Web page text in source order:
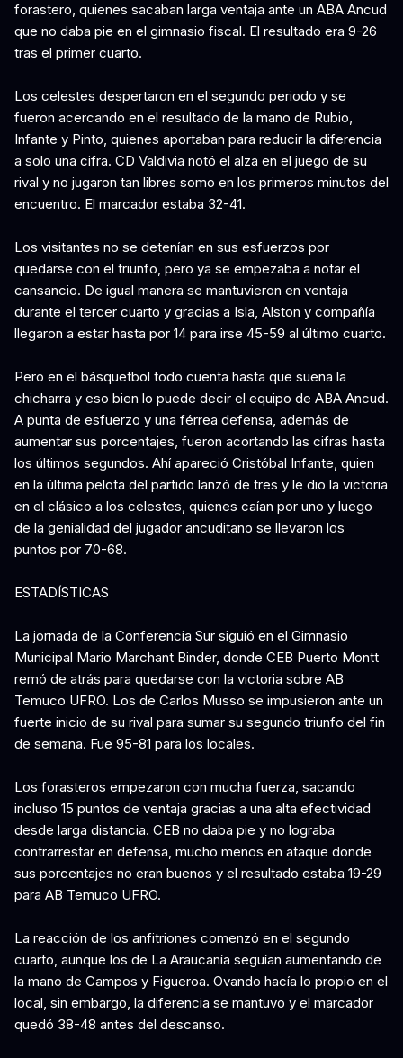
forastero, quienes sacaban larga ventaja ante un ABA Ancud
que no daba pie en el gimnasio fiscal. El resultado era 9-26
tras el primer cuarto.
Los celestes despertaron en el segundo periodo y se
fueron acercando en el resultado de la mano de Rubio,
Infante y Pinto, quienes aportaban para reducir la diferencia
a solo una cifra. CD Valdivia notó el alza en el juego de su
rival y no jugaron tan libres somo en los primeros minutos del
encuentro. El marcador estaba 32-41.
Los visitantes no se detenían en sus esfuerzos por
quedarse con el triunfo, pero ya se empezaba a notar el
cansancio. De igual manera se mantuvieron en ventaja
durante el tercer cuarto y gracias a Isla, Alston y compañía
llegaron a estar hasta por 14 para irse 45-59 al último cuarto.
Pero en el básquetbol todo cuenta hasta que suena la
chicharra y eso bien lo puede decir el equipo de ABA Ancud.
A punta de esfuerzo y una férrea defensa, además de
aumentar sus porcentajes, fueron acortando las cifras hasta
los últimos segundos. Ahí apareció Cristóbal Infante, quien
en la última pelota del partido lanzó de tres y le dio la victoria
en el clásico a los celestes, quienes caían por uno y luego
de la genialidad del jugador ancuditano se llevaron los
puntos por 70-68.
ESTADÍSTICAS
La jornada de la Conferencia Sur siguió en el Gimnasio
Municipal Mario Marchant Binder, donde CEB Puerto Montt
remó de atrás para quedarse con la victoria sobre AB
Temuco UFRO. Los de Carlos Musso se impusieron ante un
fuerte inicio de su rival para sumar su segundo triunfo del fin
de semana. Fue 95-81 para los locales.
Los forasteros empezaron con mucha fuerza, sacando
incluso 15 puntos de ventaja gracias a una alta efectividad
desde larga distancia. CEB no daba pie y no lograba
contrarrestar en defensa, mucho menos en ataque donde
sus porcentajes no eran buenos y el resultado estaba 19-29
para AB Temuco UFRO.
La reacción de los anfitriones comenzó en el segundo
cuarto, aunque los de La Araucanía seguían aumentando de
la mano de Campos y Figueroa. Ovando hacía lo propio en el
local, sin embargo, la diferencia se mantuvo y el marcador
quedó 38-48 antes del descanso.